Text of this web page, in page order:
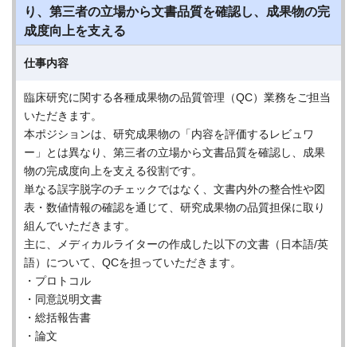
り、第三者の立場から文書品質を確認し、成果物の完
成度向上を支える
仕事内容
臨床研究に関する各種成果物の品質管理（QC）業務をご担当
いただきます。
本ポジションは、研究成果物の「内容を評価するレビュワ
ー」とは異なり、第三者の立場から文書品質を確認し、成果
物の完成度向上を支える役割です。
単なる誤字脱字のチェックではなく、文書内外の整合性や図
表・数値情報の確認を通じて、研究成果物の品質担保に取り
組んでいただきます。
主に、メディカルライターの作成した以下の文書（日本語/英
語）について、QCを担っていただきます。
・プロトコル
・同意説明文書
・総括報告書
・論文